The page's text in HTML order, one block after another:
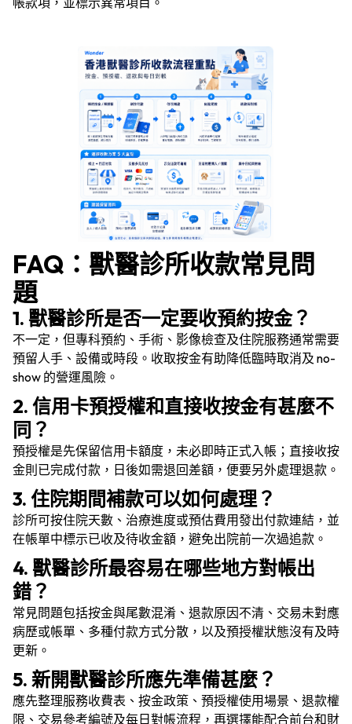
FAQ：獸醫診所收款常見問
題
1. 獸醫診所是否一定要收預約按金？
不一定，但專科預約、手術、影像檢查及住院服務通常需要
預留人手、設備或時段。收取按金有助降低臨時取消及 no-
show 的營運風險。
2. 信用卡預授權和直接收按金有甚麼不
同？
預授權是先保留信用卡額度，未必即時正式入帳；直接收按
金則已完成付款，日後如需退回差額，便要另外處理退款。
3. 住院期間補款可以如何處理？
診所可按住院天數、治療進度或預估費用發出付款連結，並
在帳單中標示已收及待收金額，避免出院前一次過追款。
4. 獸醫診所最容易在哪些地方對帳出
錯？
常見問題包括按金與尾數混淆、退款原因不清、交易未對應
病歷或帳單、多種付款方式分散，以及預授權狀態沒有及時
更新。
5. 新開獸醫診所應先準備甚麼？
應先整理服務收費表、按金政策、預授權使用場景、退款權
限、交易參考編號及每日對帳流程，再選擇能配合前台和財